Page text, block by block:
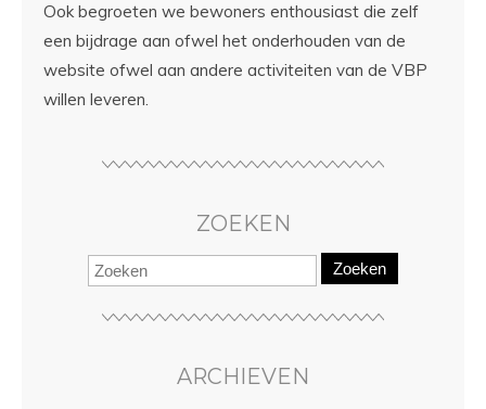
Ook begroeten we bewoners enthousiast die zelf
een bijdrage aan ofwel het onderhouden van de
website ofwel aan andere activiteiten van de VBP
willen leveren.
ZOEKEN
Zoeken
ARCHIEVEN